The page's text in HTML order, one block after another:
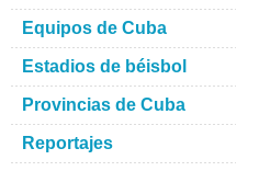
Equipos de Cuba
Estadios de béisbol
Provincias de Cuba
Reportajes